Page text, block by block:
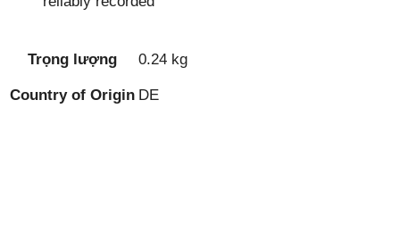
Trọng lượng 0.24 kg
Country of Origin DE